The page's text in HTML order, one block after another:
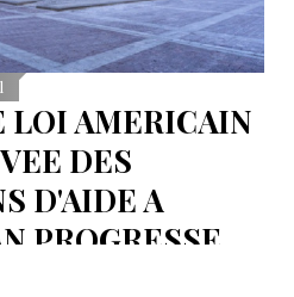
LOI AMERICAIN
DES
D'AIDE A
PROGRESSE